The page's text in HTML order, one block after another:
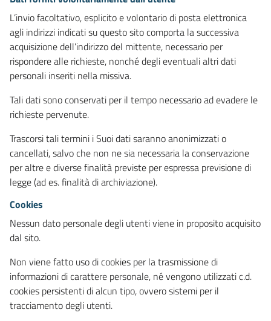
L’invio facoltativo, esplicito e volontario di posta elettronica
agli indirizzi indicati su questo sito comporta la successiva
acquisizione dell’indirizzo del mittente, necessario per
rispondere alle richieste, nonché degli eventuali altri dati
personali inseriti nella missiva.
Tali dati sono conservati per il tempo necessario ad evadere le
richieste pervenute.
Trascorsi tali termini i Suoi dati saranno anonimizzati o
cancellati, salvo che non ne sia necessaria la conservazione
per altre e diverse finalità previste per espressa previsione di
legge (ad es. finalità di archiviazione).
Cookies
Nessun dato personale degli utenti viene in proposito acquisito
dal sito.
Non viene fatto uso di cookies per la trasmissione di
informazioni di carattere personale, né vengono utilizzati c.d.
cookies persistenti di alcun tipo, ovvero sistemi per il
tracciamento degli utenti.